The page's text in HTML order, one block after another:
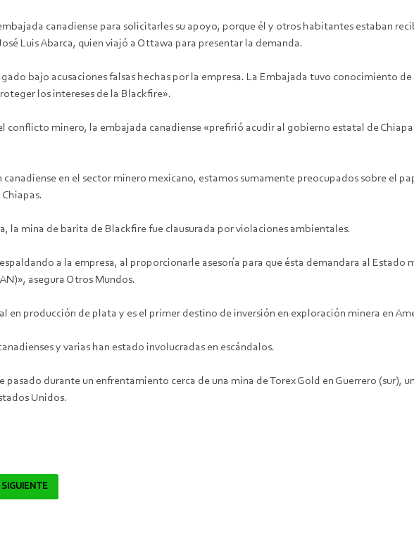
canadiense para solicitarles su apoyo, porque él y otros habitantes estaban
Luis Abarca, quien viajó a Ottawa para presentar la demanda.
bajo acusaciones falsas hechas por la empresa. La Embajada tuvo conocimiento
los intereses de la Blackfire».
conflicto minero, la embajada canadiense «prefirió acudir al gobierno estatal de
en el sector minero mexicano, estamos sumamente preocupados sobre el
la mina de barita de Blackfire fue clausurada por violaciones ambientales.
a la empresa, al proporcionarle asesoría para que ésta demandara al
asegura Otros Mundos.
en producción de plata y es el primer destino de inversión en exploración minera en
y varias han estado involucradas en escándalos.
pasado durante un enfrentamiento cerca de una mina de Torex Gold en Guerrero (sur),
Unidos.